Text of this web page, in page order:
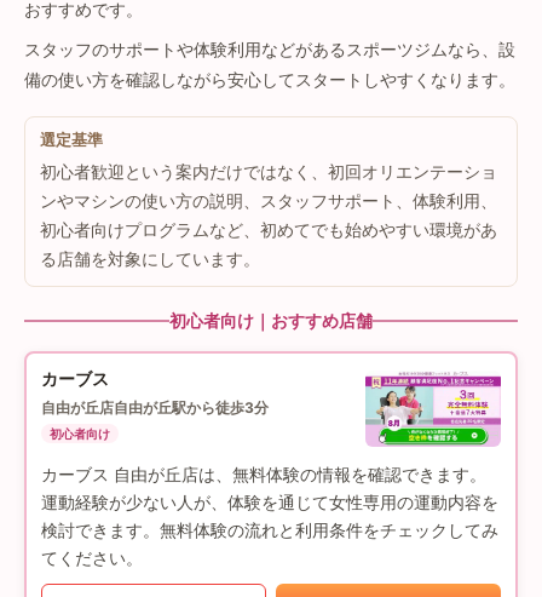
おすすめです。
スタッフのサポートや体験利用などがあるスポーツジムなら、設
備の使い方を確認しながら安心してスタートしやすくなります。
選定基準
初心者歓迎という案内だけではなく、初回オリエンテーショ
ンやマシンの使い方の説明、スタッフサポート、体験利用、
初心者向けプログラムなど、初めてでも始めやすい環境があ
る店舗を対象にしています。
初心者向け｜おすすめ店舗
カーブス
自由が丘店自由が丘駅から徒歩3分
初心者向け
カーブス 自由が丘店は、無料体験の情報を確認できます。
運動経験が少ない人が、体験を通じて女性専用の運動内容を
検討できます。無料体験の流れと利用条件をチェックしてみ
てください。